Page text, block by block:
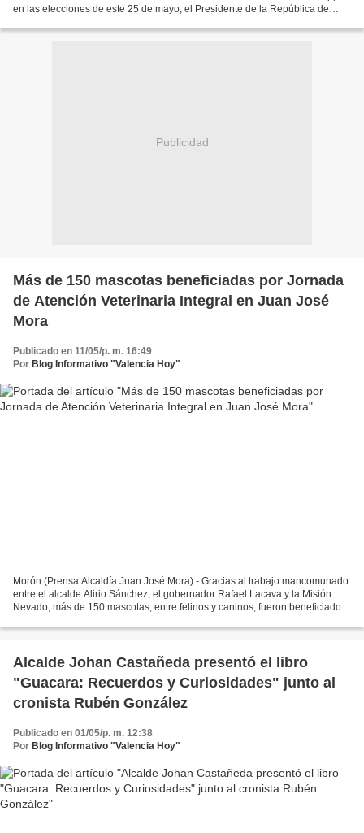
en las elecciones de este 25 de mayo, el Presidente de la República de
Publicidad
Más de 150 mascotas beneficiadas por Jornada
de Atención Veterinaria Integral en Juan José
Mora
Publicado en 11/05/p. m. 16:49
Por Blog Informativo "Valencia Hoy"
Morón (Prensa Alcaldía Juan José Mora).- Gracias al trabajo mancomunado
entre el alcalde Alirio Sánchez, el gobernador Rafael Lacava y la Misión
Nevado, más de 150 mascotas, entre felinos y caninos, fueron beneficiados
Alcalde Johan Castañeda presentó el libro
"Guacara: Recuerdos y Curiosidades" junto al
cronista Rubén González
Publicado en 01/05/p. m. 12:38
Por Blog Informativo "Valencia Hoy"